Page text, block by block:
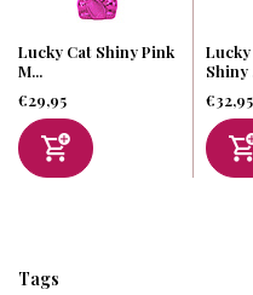
Lucky Cat Shiny Pink
M...
€29,95
Shiny
€32,95
Tags